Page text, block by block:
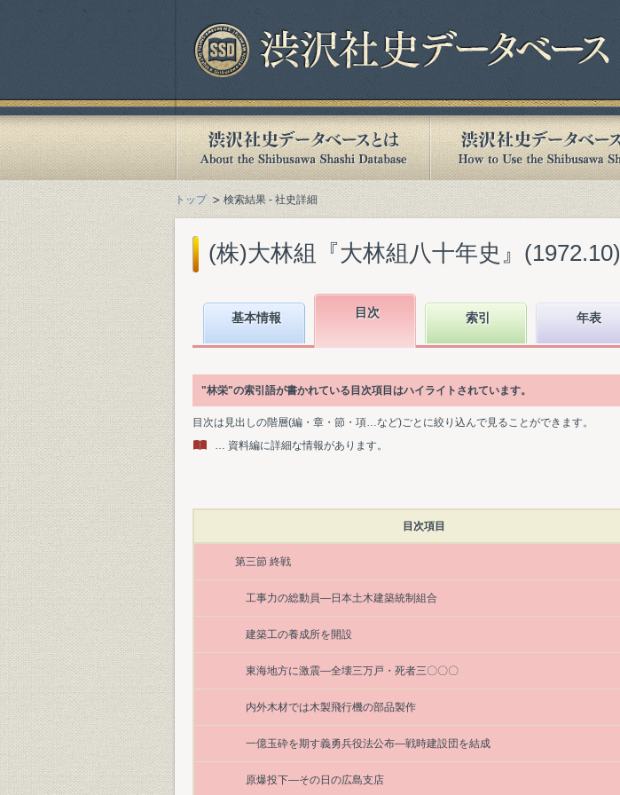
トップ 検索結果 - 社史詳細
(株)大林組『大林組八十年史』(1972.10)
基本情報 目次 索引 年表
"林栄"の索引語が書かれている目次項目はハイライトされています。
目次は見出しの階層(編・章・節・項…など)ごとに絞り込んで見ることができます。
… 資料編に詳細な情報があります。
目次項目
第三節 終戦
工事力の総動員―日本土木建築統制組合
建築工の養成所を開設
東海地方に激震―全壊三万戸・死者三〇〇〇
内外木材では木製飛行機の部品製作
一億玉砕を期す義勇兵役法公布―戦時建設団を結成
原爆投下―その日の広島支店